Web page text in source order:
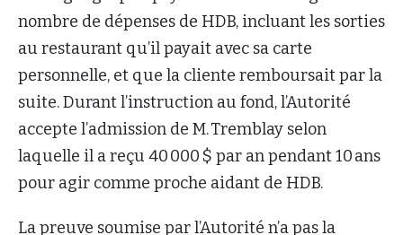
nombre de dépenses de HDB, incluant les sorties
au restaurant qu’il payait avec sa carte
personnelle, et que la cliente remboursait par la
suite. Durant l’instruction au fond, l’Autorité
accepte l’admission de M. Tremblay selon
laquelle il a reçu 40 000 $ par an pendant 10 ans
pour agir comme proche aidant de HDB.
La preuve soumise par l’Autorité n’a pas la